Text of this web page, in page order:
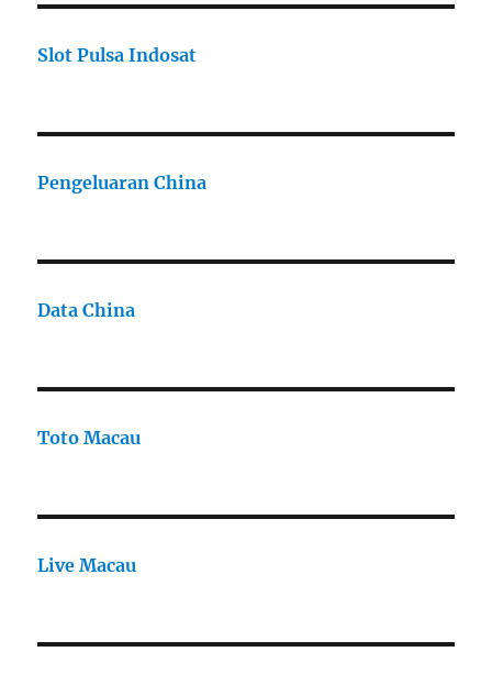
Slot Pulsa Indosat
Pengeluaran China
Data China
Toto Macau
Live Macau